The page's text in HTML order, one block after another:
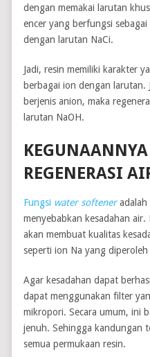
dengan memakai larutan
encer yang berfungsi
dengan larutan NaCi.
Jadi, resin memiliki karakter
berbagai ion dengan larutan.
berjenis anion, maka
larutan NaOH.
REGENERASI
Fungsi water softeneradalah
menyebabkan kesadahan
akan membuat kualitas
seperti ion Na yang diperoleh
Agar kesadahan dapat
dapat menggunakan filter
mikropori. Secara umum, ini
jenuh. Sehingga kandungan
semua permukaan resin.